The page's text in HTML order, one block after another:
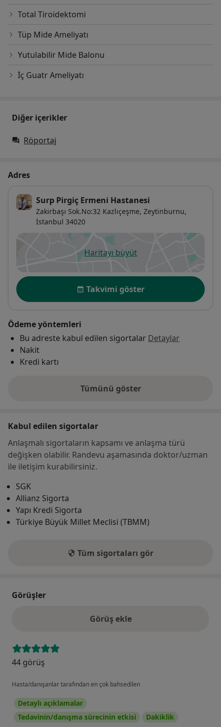
Total Tiroidektomi
Tüp Mide Ameliyatı
Yutulabilir Mide Balonu
İç Guatr Ameliyatı
Diğer içerikler
Röportaj
Adres
Surp Pirgiç Ermeni Hastanesi
Zakirbaşı Sok.No:32 Kazlıçeşme, Zeytinburnu,
İstanbul 34020
Haritayı büyütyeni bir sekmede açılır
Uygunluk
Takvimi göster
Ödeme yöntemleri
Bu adreste kabul edilen sigortalar Detaylar
Nakit
Kredi kartı
Tümünü göster
adres hakkında
Kabul edilen sigortalar
Anlaşmalı sigortaların kapsamı ve anlaşma türü
değişken olabilir. Randevu aşamasında doktor/uzman
ile iletişim kurabilirsiniz.
SGK
Allianz Sigorta
Yapı Kredi Sigorta
Türkiye Büyük Millet Meclisi (TBMM)
Tüm sigortaları gör
Görüşler
Görüş ekle
44 görüş
Hasta/danışanlar tarafından en çok bahsedilen
Detaylı açıklamalar
Tedavinin/danışma sürecinin etkisi
Dakiklik